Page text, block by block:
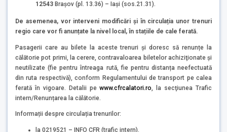
12543 Brașov (pl. 13.36) – Iași (sos.21.31).
De asemenea, vor interveni modificări și în circulația unor trenuri
regio care vor fi anunțate la nivel local, în stațiile de cale ferată.
Pasagerii care au bilete la aceste trenuri și doresc să renunțe la
călătorie pot primi, la cerere, contravaloarea biletelor achiziţionate şi
neutilizate (fie pentru întreaga rută, fie pentru distanța neefectuată
din ruta respectivă), conform Regulamentului de transport pe calea
ferată în vigoare. Detalii pewww.cfrcalatori.ro , la secţiunea Trafic
intern/Renunțarea la călătorie.
Informații despre circulația trenurilor:
la 0219521 – INFO CFR (trafic intern).